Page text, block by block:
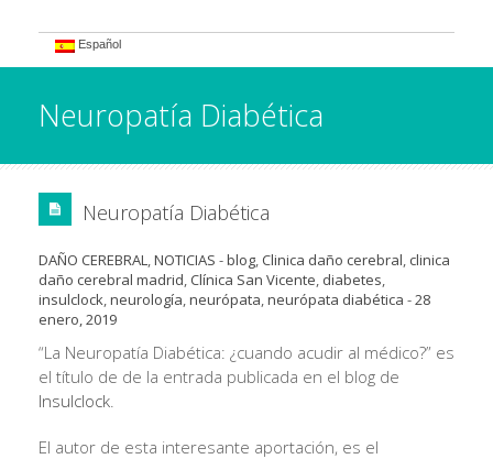
Español
Neuropatía Diabética
Neuropatía Diabética
DAÑO CEREBRAL,NOTICIAS -blog, Clinica daño cerebral, clinica
daño cerebral madrid, Clínica San Vicente, diabetes,
insulclock,neurología,neurópata,neurópata diabética -28
enero, 2019
“La Neuropatía Diabética: ¿cuando acudir al médico?” es
el título de de la entrada publicada en el blog de
Insulclock.
El autor de esta interesante aportación, es el